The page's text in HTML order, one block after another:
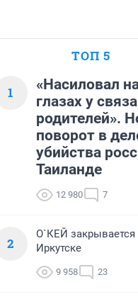
ТОП 5
1
«Насиловал
глазах у
родителей».
поворот в
убийства
Таиланде
12 980 7
2
О`КЕЙ закрывается
Иркутске
9 958 23